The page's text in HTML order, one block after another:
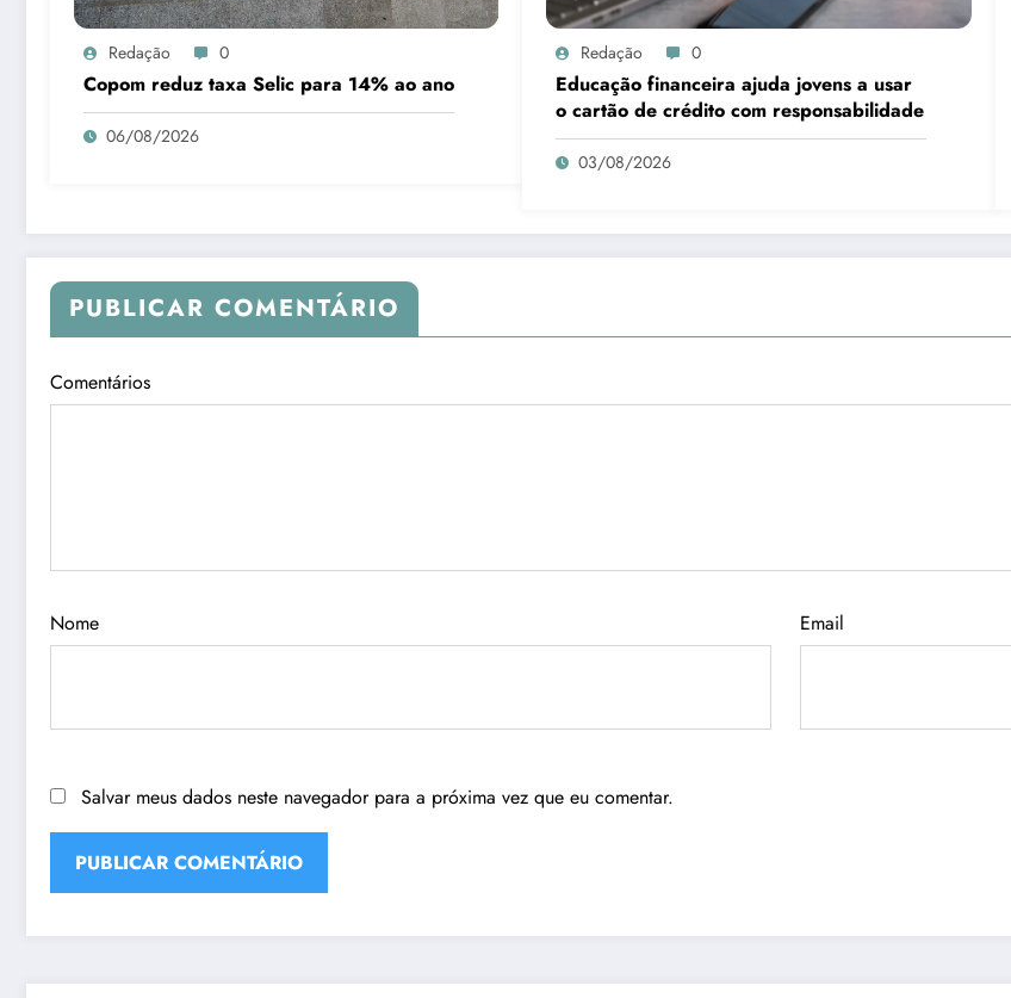
Redação 0
Copom reduz taxa Selic para 14% ao ano
06/08/2026
Redação 0
Educação financeira ajuda jovens a usar
o cartão de crédito com responsabilidade
03/08/2026
PUBLICAR COMENTÁRIO
Comentários
Nome Email
Salvar meus dados neste navegador para a próxima vez que eu comentar.